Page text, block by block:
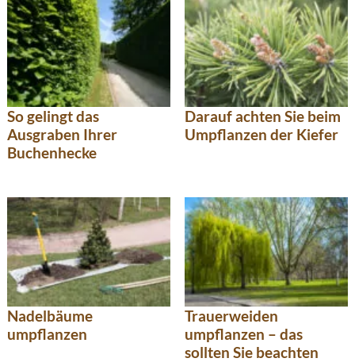
So gelingt das
Ausgraben Ihrer
Buchenhecke
Darauf achten Sie beim
Umpflanzen der Kiefer
Nadelbäume
umpflanzen
Trauerweiden
umpflanzen – das
sollten Sie beachten